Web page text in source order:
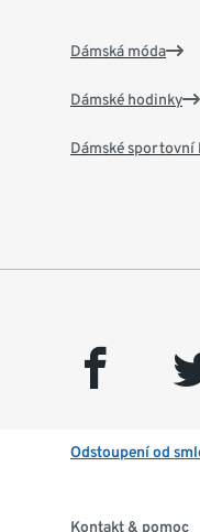
Dámská móda
Dámské hodinky
Dámské sportovní
facebook
Odstoupení od
Kontakt & pomoc